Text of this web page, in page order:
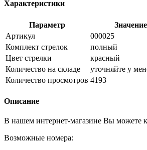
Характеристики
Параметр
Значение
Артикул
000025
Комплект стрелок
полный
Цвет стрелки
красный
Количество на складе
уточняйте у
Количество просмотров 4193
Описание
В нашем интернет-магазине Вы можете
Возможные номера: